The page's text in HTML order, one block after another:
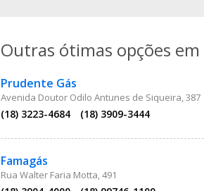
Outras ótimas opções em
Prudente Gás
Avenida Doutor Odilo Antunes de Siqueira, 387
(18) 3223-4684 (18) 3909-3444
Famagás
Rua Walter Faria Motta, 491